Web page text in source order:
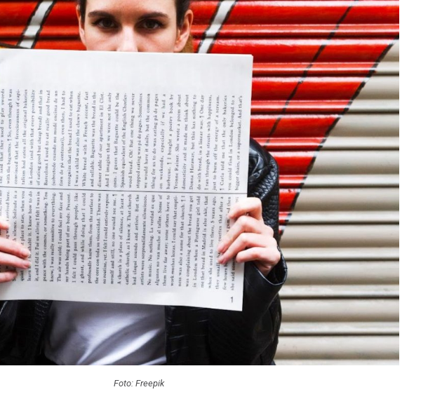
Foto: Freepik